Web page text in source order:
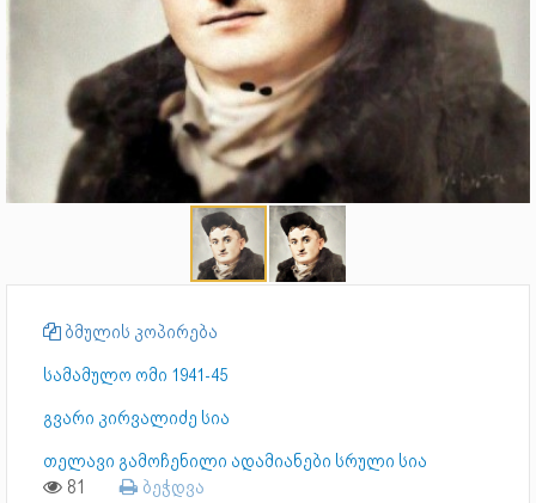
ბმულის კოპირება
სამამულო ომი 1941-45
გვარი კირვალიძე სია
თელავი გამოჩენილი ადამიანები სრული სია
81 ბეჭდვა